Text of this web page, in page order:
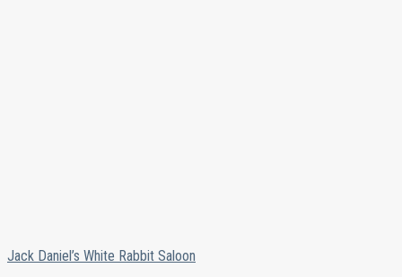
Jack Daniel’s White Rabbit Saloon